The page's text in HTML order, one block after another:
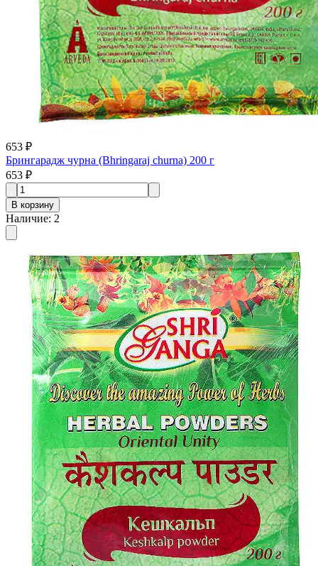
653 ₽
Брингарадж чурна (Bhringaraj churna) 200 г
653 ₽
В корзину
Наличие: 2